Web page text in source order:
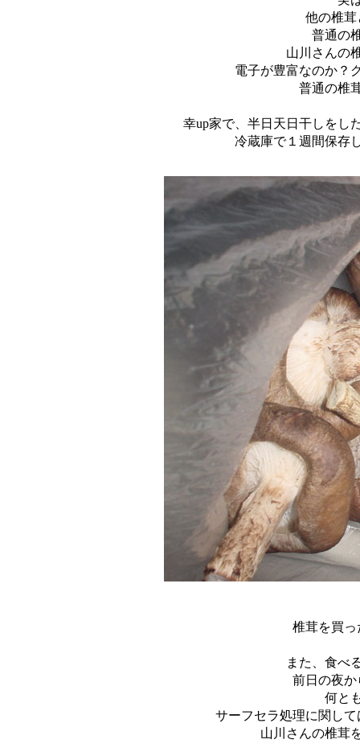
他の椎茸
普通の
山川さんの
電子が豊富なのか？
普通の椎
幸up家で、半日天日干しをし
冷蔵庫で１週間保存
椎茸を買
また、食べ
前日の夜
何と
サーフセラ処理に関して
山川さんの椎茸